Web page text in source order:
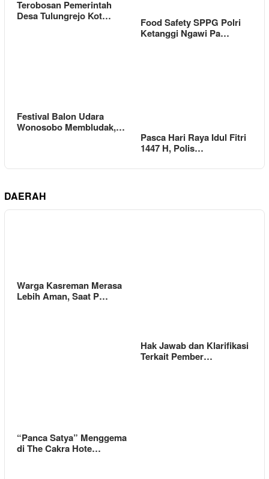
Terobosan Pemerintah
Desa Tulungrejo Kot…
Food Safety SPPG Polri
Ketanggi Ngawi Pa…
Festival Balon Udara
Wonosobo Membludak,…
Pasca Hari Raya Idul Fitri
1447 H, Polis…
DAERAH
Warga Kasreman Merasa
Lebih Aman, Saat P…
Hak Jawab dan Klarifikasi
Terkait Pember…
“Panca Satya” Menggema
di The Cakra Hote…